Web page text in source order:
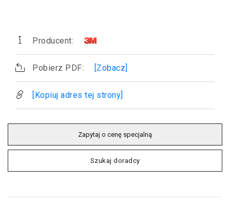
Producent:
Pobierz PDF: [Zobacz]
[Kopiuj adres tej strony]
Zapytaj o cenę specjalną
Szukaj doradcy